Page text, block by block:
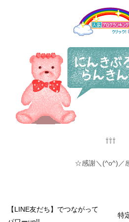
⇧⇧⇧
☆感謝＼(^o^)／
【LINE友だち】でつながって
特